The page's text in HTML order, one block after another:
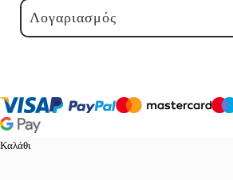
Λογαριασμός
Καλάθι